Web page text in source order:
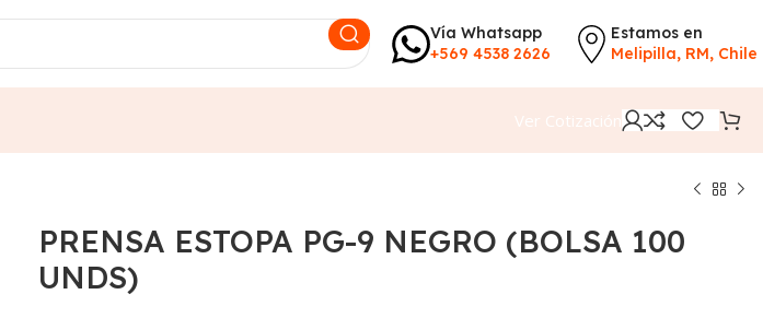
Vía Whatsapp
+569 4538 2626
Estamos en
Melipilla, RM, Chile
Ver Cotización
PRENSA ESTOPA PG-9 NEGRO (BOLSA 100
UNDS)